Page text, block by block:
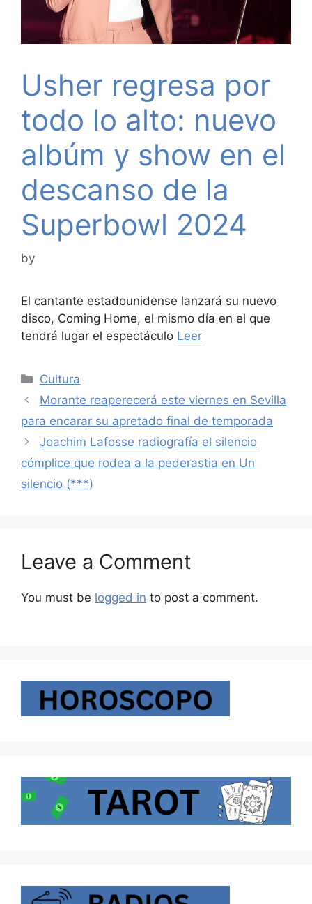
Usher regresa por
todo lo alto: nuevo
albúm y show en el
descanso de la
Superbowl 2024
by
El cantante estadounidense lanzará su nuevo
disco, Coming Home, el mismo día en el que
tendrá lugar el espectáculo Leer
Categories
Cultura
Morante reaperecerá este viernes en Sevilla
para encarar su apretado final de temporada
Joachim Lafosse radiografía el silencio
cómplice que rodea a la pederastia en Un
silencio (***)
Leave a Comment
You must be logged in to post a comment.